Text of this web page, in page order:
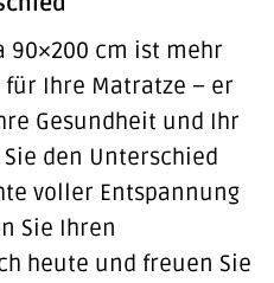
90×200 cm ist mehr
Ihre Matratze – er
Gesundheit und Ihr
den Unterschied
voller Entspannung
Sie Ihren
heute und freuen Sie